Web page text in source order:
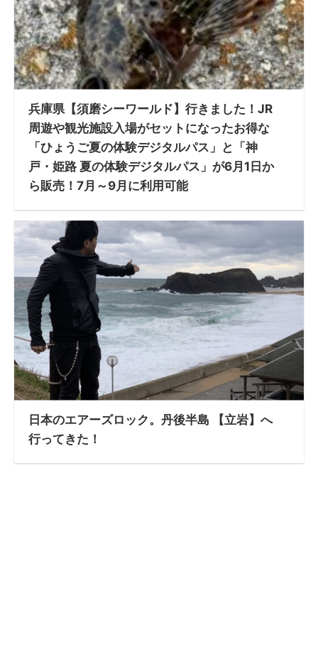
兵庫県【須磨シーワールド】行きました！JR
周遊や観光施設入場がセットになったお得な
「ひょうご夏の体験デジタルパス」と「神
戸・姫路 夏の体験デジタルパス」が6月1日か
ら販売！7月～9月に利用可能
日本のエアーズロック。丹後半島 【立岩】へ
行ってきた！